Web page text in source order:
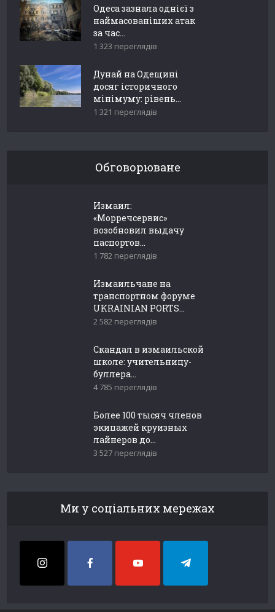
Одеса зазнала однієї з
наймасованіших атак
за час...
1 323 переглядів
Дунай на Одещині
досяг історичного
мінімуму: рівень...
1 321 переглядів
Обговорюване
Измаил:
«Морречсервис»
возобновил выдачу
паспортов...
1 782 переглядів
Измаильчане на
транспортном форуме
UKRAINIAN PORTS...
2 582 переглядів
Скандал в измаильской
школе: учительницу-
буллера...
4 785 переглядів
Более 100 тысяч членов
экипажей круизных
лайнеров до...
3 527 переглядів
Ми у соціальних мережах